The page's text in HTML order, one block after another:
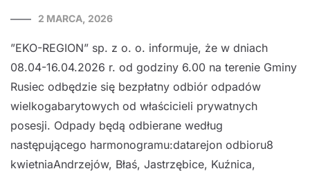
2 MARCA, 2026
”EKO-REGION” sp. z o. o. informuje, że w dniach
08.04-16.04.2026 r. od godziny 6.00 na terenie Gminy
Rusiec odbędzie się bezpłatny odbiór odpadów
wielkogabarytowych od właścicieli prywatnych
posesji. Odpady będą odbierane według
następującego harmonogramu:datarejon odbioru8
kwietniaAndrzejów, Błaś, Jastrzębice, Kuźnica,